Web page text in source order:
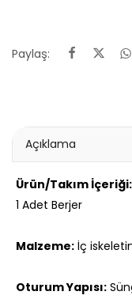
Paylaş:
Açıklama
Ürün/Takım İçeriği:
1 Adet Berjer
Malzeme: İç
Oturum Yapısı: